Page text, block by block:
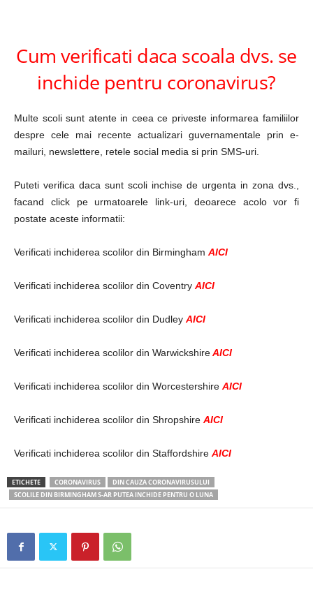
Cum verificati daca scoala dvs. se
inchide pentru coronavirus?
Multe scoli sunt atente in ceea ce priveste informarea familiilor
despre cele mai recente actualizari guvernamentale prin e-
mailuri, newslettere, retele social media si prin SMS-uri.
Puteti verifica daca sunt scoli inchise de urgenta in zona dvs.,
facand click pe urmatoarele link-uri, deoarece acolo vor fi
postate aceste informatii:
Verificati inchiderea scolilor din Birmingham AICI
Verificati inchiderea scolilor din Coventry AICI
Verificati inchiderea scolilor din Dudley AICI
Verificati inchiderea scolilor din WarwickshireAICI
Verificati inchiderea scolilor din Worcestershire AICI
Verificati inchiderea scolilor din Shropshire AICI
Verificati inchiderea scolilor din Staffordshire AICI
ETICHETE CORONAVIRUS
DIN CAUZA CORONAVIRUSULUI
SCOLILE DIN BIRMINGHAM S-AR PUTEA INCHIDE PENTRU O LUNA